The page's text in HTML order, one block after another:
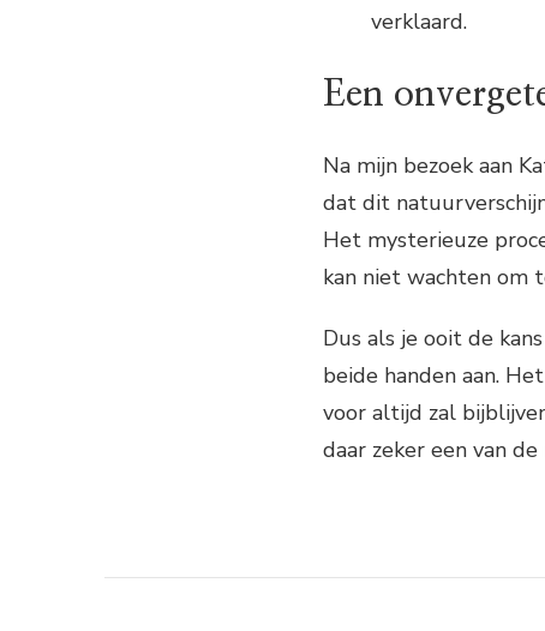
verklaard.
Een
Na mijn bezoek aan
dat dit
Het mysterieuze
kan niet wachten om
Dus als je ooit de
beide handen aan.
voor altijd zal
daar zeker een van